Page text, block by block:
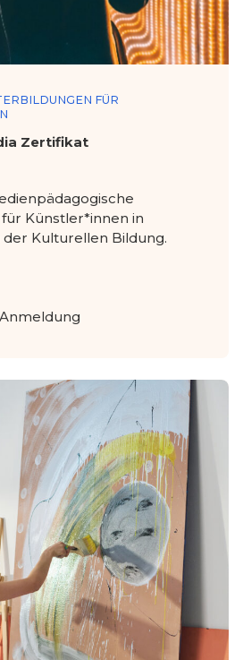
FÜR
Zertifikat
Künstler*innen in
Kulturellen Bildung.